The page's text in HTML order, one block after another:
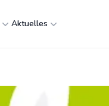
Aktuelles